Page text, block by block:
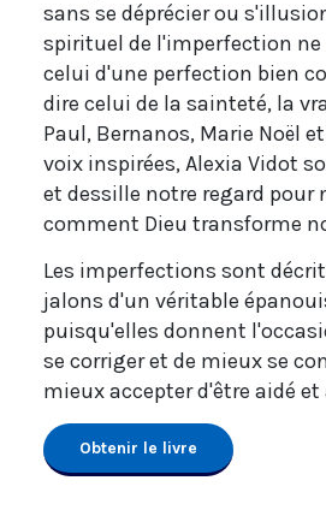
sans se déprécier ou
spirituel de l'imperfection ne
celui d'une perfection bien
dire celui de la sainteté, la
Paul, Bernanos, Marie Noël
voix inspirées, Alexia Vidot
et dessille notre regard pour
comment Dieu transforme
Les imperfections sont
jalons d'un véritable
puisqu'elles donnent
se corriger et de mieux se
mieux accepter d'être aidé et
Obtenir le livre